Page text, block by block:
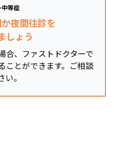
等症
夜間往診を
しょう
合、ファストドクターで
ことができます。ご相談
い。